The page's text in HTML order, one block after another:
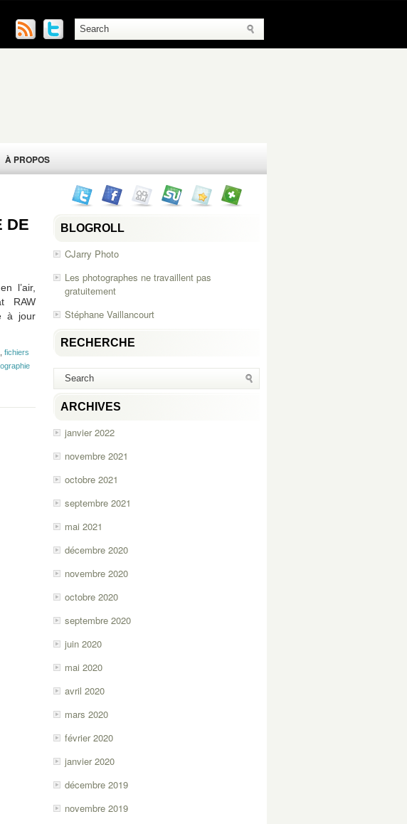
À PROPOS
DE
l’air,
RAW
à jour
fichiers
BLOGROLL
CJarry Photo
Les photographes ne travaillent pas
gratuitement
Stéphane Vaillancourt
RECHERCHE
ARCHIVES
janvier 2022
novembre 2021
octobre 2021
septembre 2021
mai 2021
décembre 2020
novembre 2020
octobre 2020
septembre 2020
juin 2020
mai 2020
avril 2020
mars 2020
février 2020
janvier 2020
décembre 2019
novembre 2019